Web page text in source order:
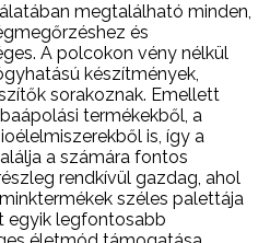
megtalálható minden,
és
A polcokon vény nélkül
készítmények,
sorakoznak. Emellett
termékekből, a
is, így a
a számára fontos
rendkívül gazdag, ahol
széles palettája
egyik legfontosabb